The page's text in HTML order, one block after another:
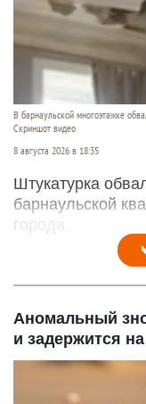
В барнаульской многоэтажке
Скриншот видео
8 августа 2026 в 18:35
Штукатурка
барнаульской
города.
Аномальный
и задержится